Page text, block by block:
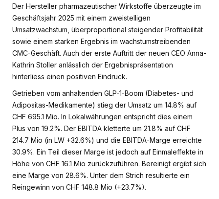
Der Hersteller pharmazeutischer Wirkstoffe überzeugte im
Geschäftsjahr 2025 mit einem zweistelligen
Umsatzwachstum, überproportional steigender Profitabilität
sowie einem starken Ergebnis im wachstumstreibenden
CMC-Geschäft. Auch der erste Auftritt der neuen CEO Anna-
Kathrin Stoller anlässlich der Ergebnispräsentation
hinterliess einen positiven Eindruck.
Getrieben vom anhaltenden GLP-1-Boom (Diabetes- und
Adipositas-Medikamente) stieg der Umsatz um 14.8% auf
CHF 695.1 Mio. In Lokalwährungen entspricht dies einem
Plus von 19.2%. Der EBITDA kletterte um 21.8% auf CHF
214.7 Mio (in LW +32.6%) und die EBITDA-Marge erreichte
30.9%. Ein Teil dieser Marge ist jedoch auf Einmaleffekte in
Höhe von CHF 16.1 Mio zurückzuführen. Bereinigt ergibt sich
eine Marge von 28.6%. Unter dem Strich resultierte ein
Reingewinn von CHF 148.8 Mio (+23.7%).